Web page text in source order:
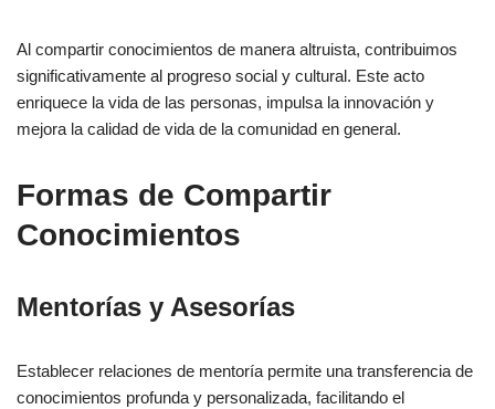
Al compartir conocimientos de manera altruista, contribuimos
significativamente al progreso social y cultural. Este acto
enriquece la vida de las personas, impulsa la innovación y
mejora la calidad de vida de la comunidad en general.
Formas de Compartir
Conocimientos
Mentorías y Asesorías
Establecer relaciones de mentoría permite una transferencia de
conocimientos profunda y personalizada, facilitando el